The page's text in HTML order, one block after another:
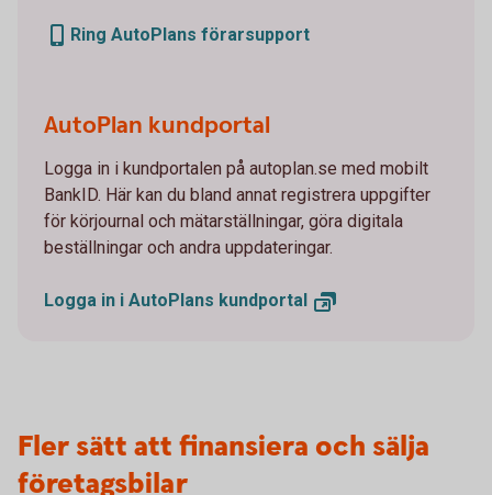
Ring AutoPlans förarsupport
AutoPlan kundportal
Logga in i kundportalen på autoplan.se med mobilt
BankID. Här kan du bland annat registrera uppgifter
för körjournal och mätarställningar, göra digitala
beställningar och andra uppdateringar.
Logga in i AutoPlans kundportal
Fler sätt att finansiera och sälja
företagsbilar